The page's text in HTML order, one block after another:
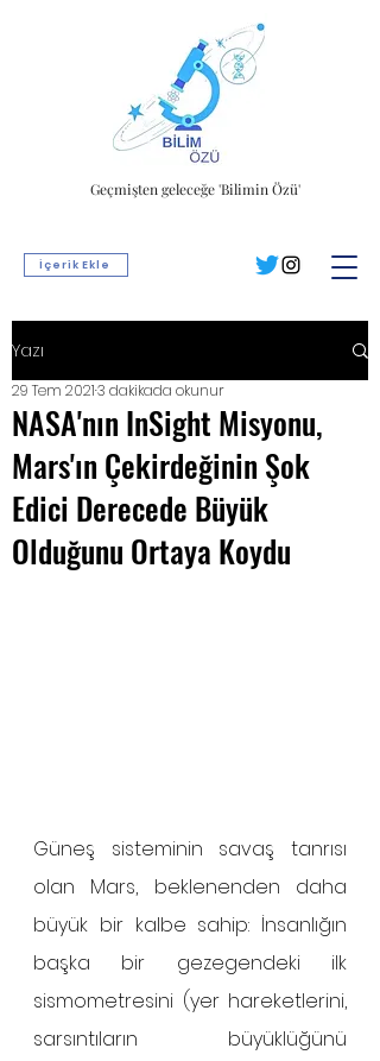
İçerik Ekle
Geçmişten geleceğe 'Bilimin Özü'
Yazı
NASA'nın InSight Misyonu,
Mars'ın Çekirdeğinin Şok
Edici Derecede Büyük
Olduğunu Ortaya Koydu
29 Tem 20213 dakikada okunur
Güneş sisteminin savaş tanrısı
olan Mars, beklenenden daha
büyük bir kalbe sahip: İnsanlığın
başka bir gezegendeki ilk
sismometresini (yer hareketlerini,
sarsıntıların büyüklüğünü